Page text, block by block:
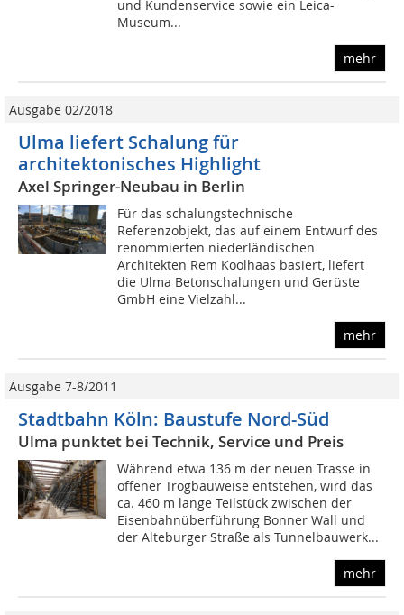
und Kundenservice sowie ein Leica-
Museum...
mehr
Ausgabe 02/2018
Ulma liefert Schalung für
architektonisches Highlight
Axel Springer-Neubau in Berlin
Für das schalungstechnische
Referenzobjekt, das auf einem Entwurf des
renommierten niederländischen
Architekten Rem Koolhaas basiert, liefert
die Ulma Betonschalungen und Gerüste
GmbH eine Vielzahl...
mehr
Ausgabe 7-8/2011
Stadtbahn Köln: Baustufe Nord-Süd
Ulma punktet bei Technik, Service und Preis
Während etwa 136 m der neuen Trasse in
offener Trogbauweise entstehen, wird das
ca. 460 m lange Teilstück zwischen der
Eisenbahnüberführung Bonner Wall und
der Alteburger Straße als Tunnelbauwerk...
mehr